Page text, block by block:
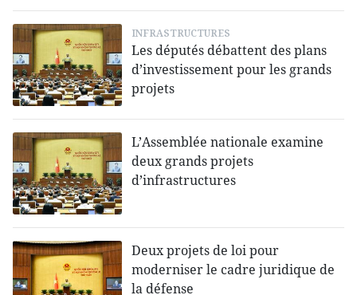
INFRASTRUCTURES
Les députés débattent des plans
d’investissement pour les grands
projets
L’Assemblée nationale examine
deux grands projets
d’infrastructures
Deux projets de loi pour
moderniser le cadre juridique de
la défense